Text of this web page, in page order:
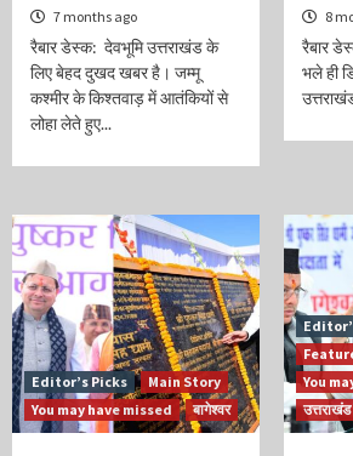
7 months ago
रैबार डेस्क: देवभूमि उत्तराखंड के
लिए बेहद दुखद खबर है। जम्मू
कश्मीर के किश्तवाड़ में आतंकियों से
लोहा लेते हुए...
8
रैबार
भले ही
Editor’s Picks
Main Story
You may have missed
बागेश्वर
You
उत्तराखंड